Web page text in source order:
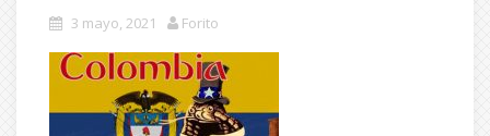
3 mayo, 2021 Forito